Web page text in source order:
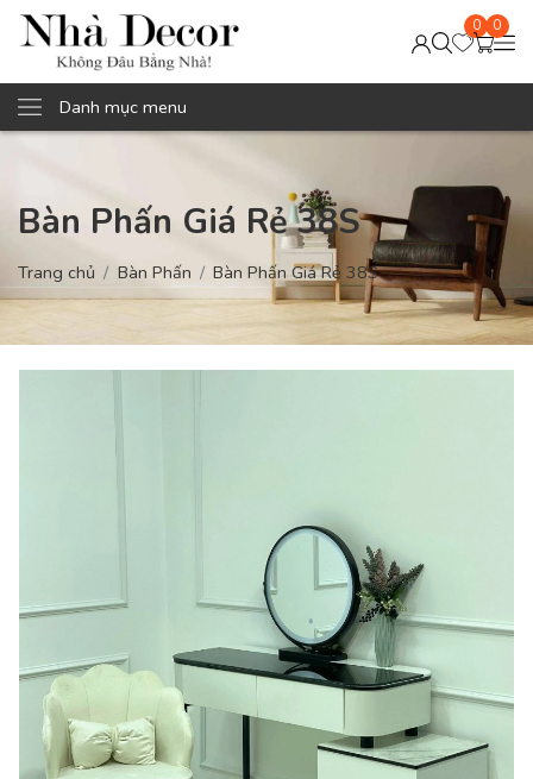
0 0
Danh mục menu
Bàn Phấn Giá Rẻ 38S
Trang chủ Bàn Phấn Bàn Phấn Giá Rẻ 38S